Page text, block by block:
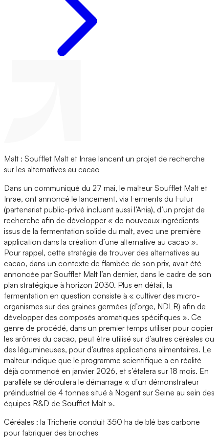
Malt : Soufflet Malt et Inrae lancent un projet de recherche
sur les alternatives au cacao
Dans un communiqué du 27 mai, le malteur Soufflet Malt et
Inrae, ont annoncé le lancement, via Ferments du Futur
(partenariat public-privé incluant aussi l’Ania), d’un projet de
recherche afin de développer « de nouveaux ingrédients
issus de la fermentation solide du malt, avec une première
application dans la création d’une alternative au cacao ».
Pour rappel, cette stratégie de trouver des alternatives au
cacao, dans un contexte de flambée de son prix, avait été
annoncée par Soufflet Malt l’an dernier, dans le cadre de son
plan stratégique à horizon 2030. Plus en détail, la
fermentation en question consiste à « cultiver des micro-
organismes sur des graines germées (d’orge, NDLR) afin de
développer des composés aromatiques spécifiques ». Ce
genre de procédé, dans un premier temps utiliser pour copier
les arômes du cacao, peut être utilisé sur d’autres céréales ou
des légumineuses, pour d’autres applications alimentaires. Le
malteur indique que le programme scientifique a en réalité
déjà commencé en janvier 2026, et s’étalera sur 18 mois. En
parallèle se déroulera le démarrage « d’un démonstrateur
préindustriel de 4 tonnes situé à Nogent sur Seine au sein des
équipes R&D de Soufflet Malt ».
Céréales : la Tricherie conduit 350 ha de blé bas carbone
pour fabriquer des brioches